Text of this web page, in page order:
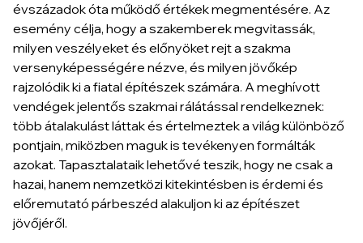
évszázadok óta működő értékek megmentésére. Az
esemény célja, hogy a szakemberek megvitassák,
milyen veszélyeket és előnyöket rejt a szakma
versenyképességére nézve, és milyen jövőkép
rajzolódik ki a fiatal építészek számára. A meghívott
vendégek jelentős szakmai rálátással rendelkeznek:
több átalakulást láttak és értelmeztek a világ különböző
pontjain, miközben maguk is tevékenyen formálták
azokat. Tapasztalataik lehetővé teszik, hogy ne csak a
hazai, hanem nemzetközi kitekintésben is érdemi és
előremutató párbeszéd alakuljon ki az építészet
jövőjéről.